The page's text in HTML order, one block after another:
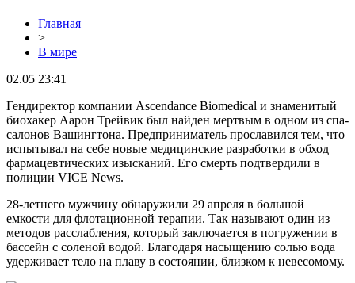
Главная
>
В мире
02.05 23:41
Гендиректор компании Ascendance Biomedical и знаменитый
биохакер Аарон Трейвик был найден мертвым в одном из спа-
салонов Вашингтона. Предприниматель прославился тем, что
испытывал на себе новые медицинские разработки в обход
фармацевтических изысканий. Его смерть подтвердили в
полиции VICE News.
28-летнего мужчину обнаружили 29 апреля в большой
емкости для флотационной терапии. Так называют один из
методов расслабления, который заключается в погружении в
бассейн с соленой водой. Благодаря насыщению солью вода
удерживает тело на плаву в состоянии, близком к невесомому.